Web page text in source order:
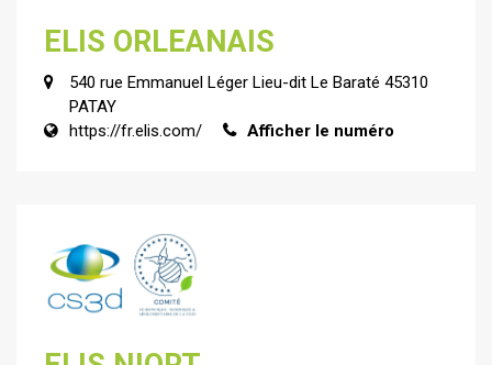
ELIS ORLEANAIS
540 rue Emmanuel Léger Lieu-dit Le Baraté 45310
PATAY
https://fr.elis.com/
Afficher le numéro